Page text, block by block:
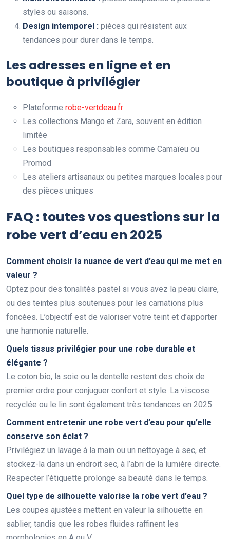
styles ou saisons.
Design intemporel : pièces qui résistent aux
tendances pour durer dans le temps.
Les adresses en ligne et en
boutique à privilégier
Plateforme robe-vertdeau.fr
Les collections Mango et Zara, souvent en édition
limitée
Les boutiques responsables comme Camaïeu ou
Promod
Les ateliers artisanaux ou petites marques locales pour
des pièces uniques
FAQ : toutes vos questions sur la
robe vert d’eau en 2025
Comment choisir la nuance de vert d’eau qui me met en
valeur ?
Optez pour des tonalités pastel si vous avez la peau claire,
ou des teintes plus soutenues pour les carnations plus
foncées. L’objectif est de valoriser votre teint et d’apporter
une harmonie naturelle.
Quels tissus privilégier pour une robe durable et
élégante ?
Le coton bio, la soie ou la dentelle restent des choix de
premier ordre pour conjuguer confort et style. La viscose
recyclée ou le lin sont également très tendances en 2025.
Comment entretenir une robe vert d’eau pour qu’elle
conserve son éclat ?
Privilégiez un lavage à la main ou un nettoyage à sec, et
stockez-la dans un endroit sec, à l’abri de la lumière directe.
Respecter l’étiquette prolonge sa beauté dans le temps.
Quel type de silhouette valorise la robe vert d’eau ?
Les coupes ajustées mettent en valeur la silhouette en
sablier, tandis que les robes fluides raffinent les